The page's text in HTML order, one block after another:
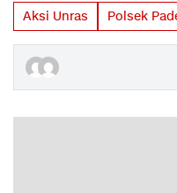
Aksi Unras Polsek